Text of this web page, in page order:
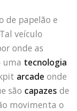
de papelão e
veículo
onde as
uma tecnologia
arcade onde
são capazes de
movimenta o